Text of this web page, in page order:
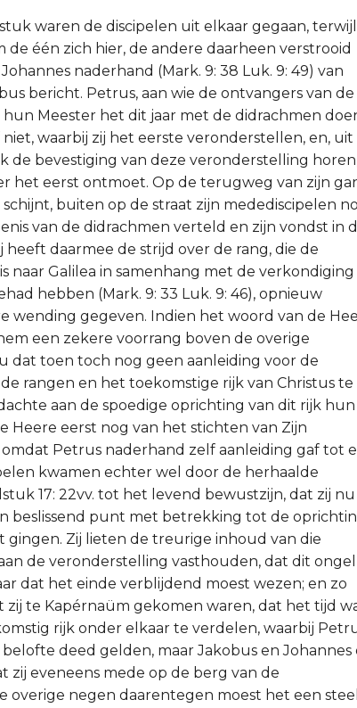
waren de discipelen uit elkaar gegaan,
één zich hier, de andere daarheen verstrooid
naderhand (Mark. 9: 38 Luk. 9: 49) van
bericht. Petrus, aan wie de ontvangers van de
Meester het dit jaar met de didrachmen
waarbij zij het eerste veronderstellen, en, uit
de bevestiging van deze veronderstelling
het eerst ontmoet. Op de terugweg van zijn
buiten op de straat zijn medediscipelen
van de didrachmen verteld en zijn vondst in
heeft daarmee de strijd over de rang, die de
naar Galilea in samenhang met de verkondiging
hebben (Mark. 9: 33 Luk. 9: 46), opnieuw
wending gegeven. Indien het woord van de
een zekere voorrang boven de overige
dat toen toch nog geen aanleiding voor de
rangen en het toekomstige rijk van Christus te
aan de spoedige oprichting van dit rijk hun
Heere eerst nog van het stichten van Zijn
Petrus naderhand zelf aanleiding gaf tot
kwamen echter wel door de herhaalde
17: 22vv. tot het levend bewustzijn, dat zij nu
beslissend punt met betrekking tot de
gingen. Zij lieten de treurige inhoud van die
de veronderstelling vasthouden, dat dit
dat het einde verblijdend moest wezen; en zo
te Kapérnaüm gekomen waren, dat het tijd
rijk onder elkaar te verdelen, waarbij
deed gelden, maar Jakobus en Johannes
eveneens mede op de berg van de
overige negen daarentegen moest het een